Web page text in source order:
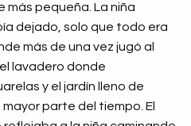
más pequeña. La niña
dejado, solo que todo era
más de una vez jugó al
lavadero donde
y el jardín lleno de
parte del tiempo. El